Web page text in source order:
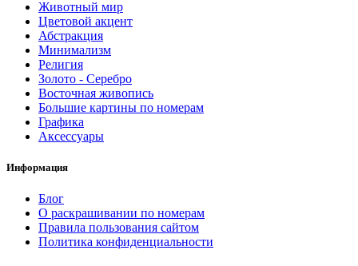
Животный мир
Цветовой акцент
Абстракция
Минимализм
Религия
Золото - Серебро
Восточная живопись
Большие картины по номерам
Графика
Аксессуары
Информация
Блог
О раскрашивании по номерам
Правила пользования сайтом
Политика конфиденциальности